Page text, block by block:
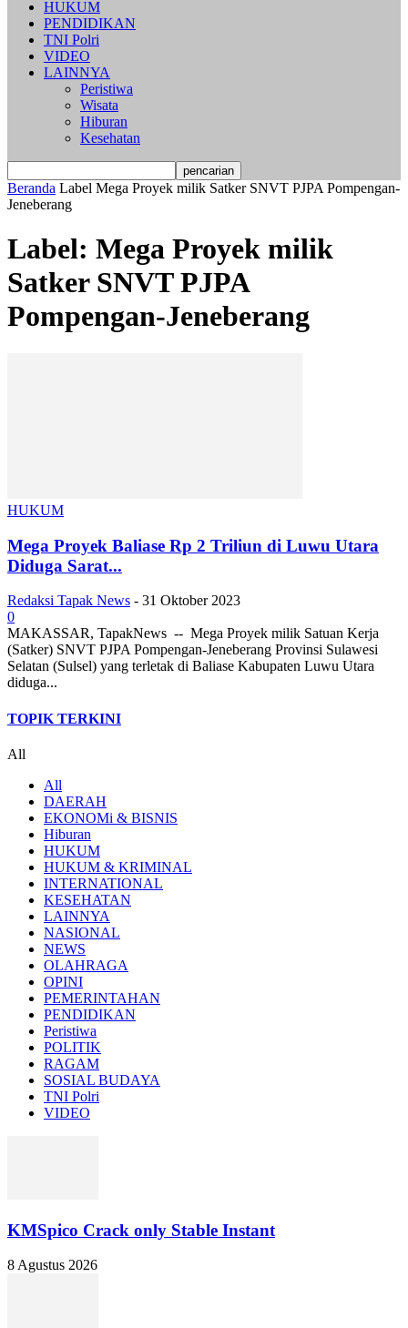
HUKUM
PENDIDIKAN
TNI Polri
VIDEO
LAINNYA
Peristiwa
Wisata
Hiburan
Kesehatan
Beranda Label Mega Proyek milik Satker SNVT PJPA Pompengan-
Jeneberang
Label: Mega Proyek milik
Satker SNVT PJPA
Pompengan-Jeneberang
HUKUM
Mega Proyek Baliase Rp 2 Triliun di Luwu Utara
Diduga Sarat...
Redaksi Tapak News - 31 Oktober 2023
0
MAKASSAR, TapakNews -- Mega Proyek milik Satuan Kerja
(Satker) SNVT PJPA Pompengan-Jeneberang Provinsi Sulawesi
Selatan (Sulsel) yang terletak di Baliase Kabupaten Luwu Utara
diduga...
TOPIK TERKINI
All
All
DAERAH
EKONOMi & BISNIS
Hiburan
HUKUM
HUKUM & KRIMINAL
INTERNATIONAL
KESEHATAN
LAINNYA
NASIONAL
NEWS
OLAHRAGA
OPINI
PEMERINTAHAN
PENDIDIKAN
Peristiwa
POLITIK
RAGAM
SOSIAL BUDAYA
TNI Polri
VIDEO
KMSpico Crack only Stable Instant
8 Agustus 2026